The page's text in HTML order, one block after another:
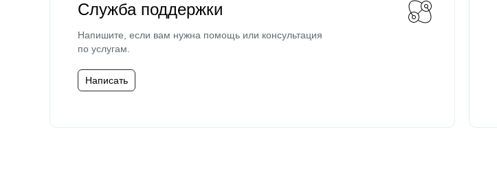
Служба поддержки
Напишите, если вам нужна помощь или консультация
по услугам.
Написать